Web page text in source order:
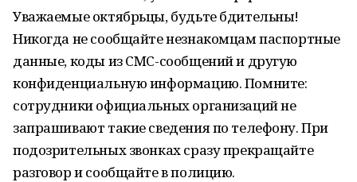
Уважаемые октябрьцы, будьте бдительны!
Никогда не сообщайте незнакомцам паспортные
данные, коды из СМС-сообщений и другую
конфиденциальную информацию. Помните:
сотрудники официальных организаций не
запрашивают такие сведения по телефону. При
подозрительных звонках сразу прекращайте
разговор и сообщайте в полицию.